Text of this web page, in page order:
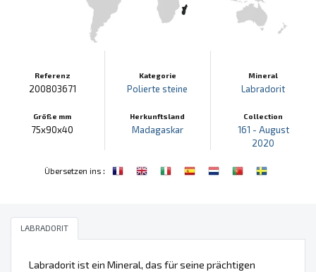
Referenz
200803671
Größe mm
75x90x40
Kategorie
Polierte steine
Herkunftsland
Madagaskar
Mineral
Labradorit
Collection
161 - August
2020
Übersetzen ins:
LABRADORIT
Labradorit ist ein Mineral, das für seine prächtigen